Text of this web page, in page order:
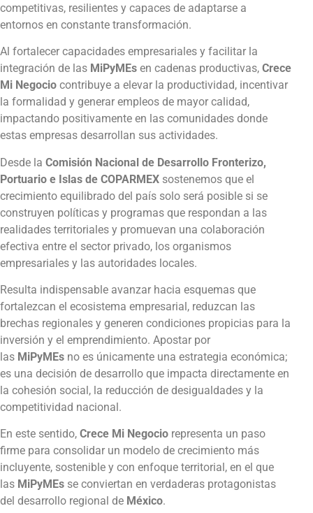
competitivas, resilientes y capaces de adaptarse a
entornos en constante transformación.
Al fortalecer capacidades empresariales y facilitar la
integración de las MiPyMEs en cadenas productivas, Crece
Mi Negocio contribuye a elevar la productividad, incentivar
la formalidad y generar empleos de mayor calidad,
impactando positivamente en las comunidades donde
estas empresas desarrollan sus actividades.
Desde la Comisión Nacional de Desarrollo Fronterizo,
Portuario e Islas de COPARMEX sostenemos que el
crecimiento equilibrado del país solo será posible si se
construyen políticas y programas que respondan a las
realidades territoriales y promuevan una colaboración
efectiva entre el sector privado, los organismos
empresariales y las autoridades locales.
Resulta indispensable avanzar hacia esquemas que
fortalezcan el ecosistema empresarial, reduzcan las
brechas regionales y generen condiciones propicias para la
inversión y el emprendimiento. Apostar por
las MiPyMEs no es únicamente una estrategia económica;
es una decisión de desarrollo que impacta directamente en
la cohesión social, la reducción de desigualdades y la
competitividad nacional.
En este sentido, Crece Mi Negocio representa un paso
firme para consolidar un modelo de crecimiento más
incluyente, sostenible y con enfoque territorial, en el que
las MiPyMEs se conviertan en verdaderas protagonistas
del desarrollo regional de México.